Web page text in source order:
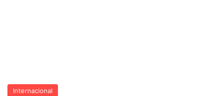
Internacional